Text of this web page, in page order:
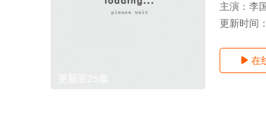
主演： 李
更新时间：
 在